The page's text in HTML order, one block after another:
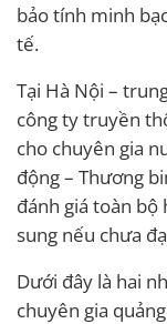
bảo tính minh
tế.
Tại Hà Nội –
công ty truyền
cho chuyên gia
động – Thương
đánh giá toàn bộ
sung nếu chưa
Dưới đây là hai
chuyên gia